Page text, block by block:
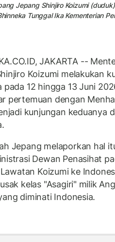
Jepang Shinjiro Koizumi
Tunggal Ika Kementerian
JAKARTA --
Koizumi melakukan
pada 12 hingga 13 Juni
pertemuan dengan
kunjungan keduanya
Jepang melaporkan hal
Dewan Penasihat
Lawatan Koizumi ke
kelas "Asagiri" milik
diminati Indonesia.